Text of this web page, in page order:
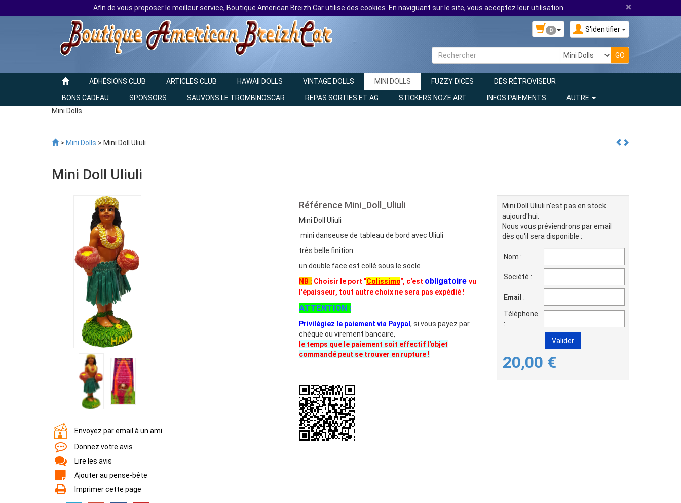
Afin de vous proposer le meilleur service, Boutique American Breizh Car utilise des cookies. En naviguant sur le site, vous acceptez leur utilisation. ×
S'identifier
0
ADHÉSIONS CLUB ARTICLES CLUB HAWAII DOLLS VINTAGE DOLLS MINI DOLLS FUZZY DICES
DÉS RÉTROVISEUR
BONS CADEAU
SPONSORS SAUVONS LE TROMBINOSCAR REPAS SORTIES ET AG STICKERS NOZE ART INFOS PAIEMENTS
AUTRE
Mini Dolls
> Mini Dolls > Mini Doll Uliuli
Mini Doll Uliuli
Envoyez par email à un ami
Donnez votre avis
Lire les avis
Ajouter au pense-bête
Imprimer cette page
Référence Mini_Doll_Uliuli
Mini Doll Uliuli
mini danseuse de tableau de bord avec Uliuli
très belle finition
un double face est collé sous le socle
NB : Choisir le port "Colissimo", c'est obligatoire vu
l'épaisseur, tout autre choix ne sera pas expédié !
ATTENTION :
Privilégiez le paiement via Paypal , si vous payez par
chèque ou virement bancaire,
le temps que le paiement soit effectif l'objet
commandé peut se trouver en rupture !
Mini Doll Uliuli n'est pas en stock
aujourd'hui.
Nous vous préviendrons par email
dès qu'il sera disponible :
Nom :
Société :
Email :
Téléphone
:
20,00 €